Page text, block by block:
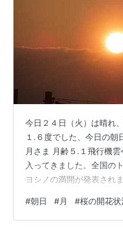
今日２４日（火）は晴れ
１.６度でした、今日の朝
月さま 月齢５.１飛行機
入ってきました。全国の
ヨシノの満開が発表されま
#朝日 #月 #桜の開花状